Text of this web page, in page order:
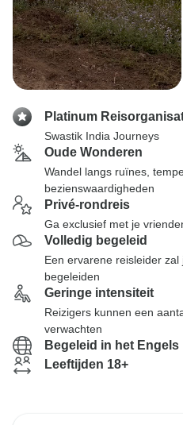
Platinum
Swastik India Journeys
Oude Wonderen
Wandel langs ruïnes,
bezienswaardigheden
Privé-rondreis
Ga exclusief met je
Volledig begeleid
Een ervarene reisleider
begeleiden
Geringe intensiteit
Reizigers kunnen een
verwachten
Begeleid in het Engels
Leeftijden 18+